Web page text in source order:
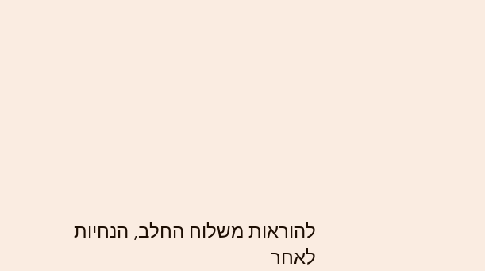
להוראות משלוח החלב, הנחיות
לאחר